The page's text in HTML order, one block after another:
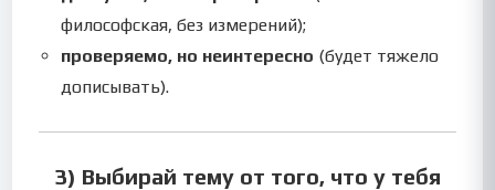
философская, без измерений);
проверяемо, но неинтересно (будет тяжело
дописывать).
3) Выбирай тему от того, что у тебя